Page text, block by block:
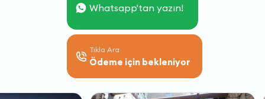
Whatsapp'tan yazın!
Tıkla Ara
Ödeme için bekleniyor